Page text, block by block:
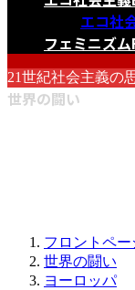
エコ社
フェミニズム
21世紀社会主義の
世界の闘い
フロントペー
世界の闘い
ヨーロッパ